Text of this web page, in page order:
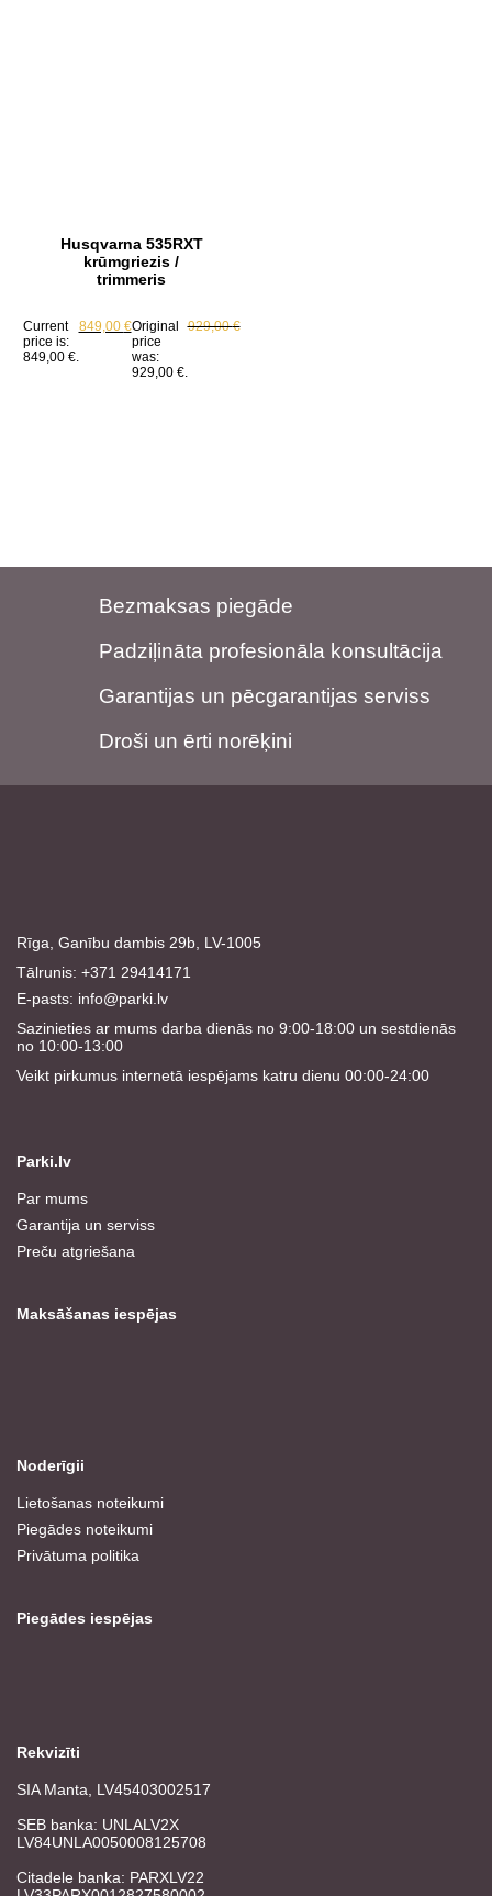
Husqvarna 535RXT
krūmgriezis /
trimmeris
929,00€
Original
price
was:
929,00 €.
849,00 €
Current
price is:
849,00 €.
Bezmaksas piegāde
Padziļināta profesionāla konsultācija
Garantijas un pēcgarantijas serviss
Droši un ērti norēķini
Rīga, Ganību dambis 29b, LV-1005
Tālrunis: +371 29414171
E-pasts: info@parki.lv
Sazinieties ar mums darba dienās no 9:00-18:00 un sestdienās
no 10:00-13:00
Veikt pirkumus internetā iespējams katru dienu 00:00-24:00
Parki.lv
Par mums
Garantija un serviss
Preču atgriešana
Maksāšanas iespējas
Noderīgii
Lietošanas noteikumi
Piegādes noteikumi
Privātuma politika
Piegādes iespējas
Rekvizīti
SIA Manta, LV45403002517
SEB banka: UNLALV2X
LV84UNLA0050008125708
Citadele banka: PARXLV22